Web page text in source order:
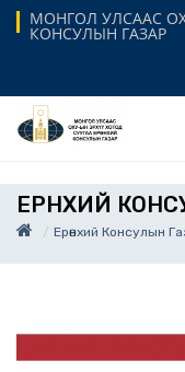
МОНГОЛ УЛСААС
КОНСУЛЫН ГАЗАР
ЕРӨНХИЙ
Ерөнхий Консулын